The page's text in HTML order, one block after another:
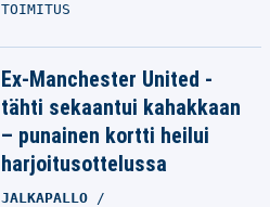
TOIMITUS
Ex-Manchester United -
tähti sekaantui kahakkaan
– punainen kortti heilui
harjoitusottelussa
JALKAPALLO